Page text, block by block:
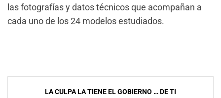
las fotografías y datos técnicos que acompañan a
cada uno de los 24 modelos estudiados.
NavegaciÃ³nLA CULPA LA TIENE EL GOBIERNO … DE TI